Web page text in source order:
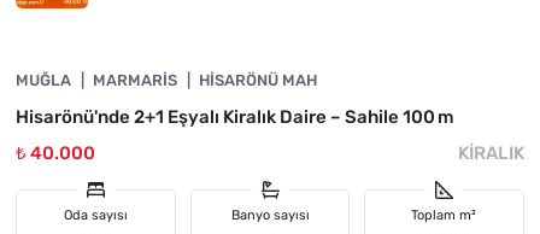
KIRALIK
MUĞLA MARMARIS HISARÖNÜ MAH
Hisarönü'nde 2+1 Eşyalı Kiralık Daire – Sahile 100 m
₺ 40.000
KIRALIK
Oda sayısı Banyo sayısı Toplam m²